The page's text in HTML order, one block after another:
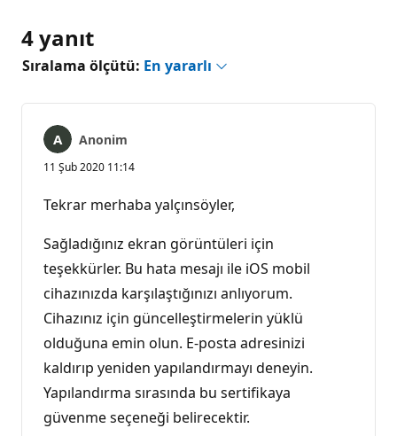
4 yanıt
Sıralama ölçütü: En yararlı
Anonim
11 Şub 2020 11:14
Tekrar merhaba yalçınsöyler,
Sağladığınız ekran görüntüleri için
teşekkürler. Bu hata mesajı ile iOS mobil
cihazınızda karşılaştığınızı anlıyorum.
Cihazınız için güncelleştirmelerin yüklü
olduğuna emin olun. E-posta adresinizi
kaldırıp yeniden yapılandırmayı deneyin.
Yapılandırma sırasında bu sertifikaya
güvenme seçeneği belirecektir.